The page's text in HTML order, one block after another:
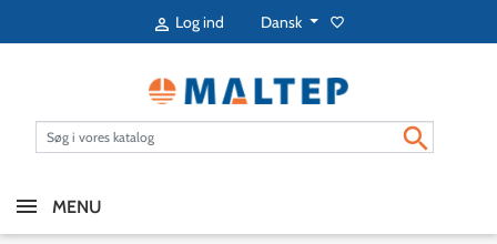
 Log ind Dansk favorite_border

MENU